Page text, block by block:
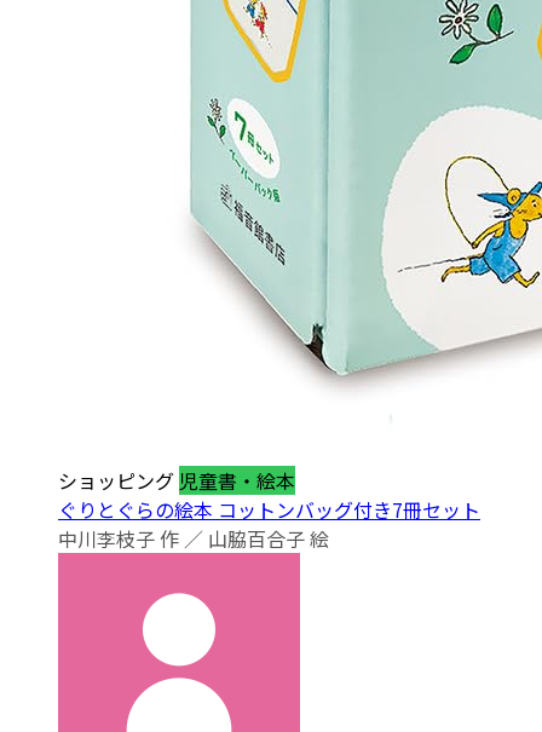
ショッピング 児童書・絵本
ぐりとぐらの絵本 コットンバッグ付き7冊セット
中川李枝子 作 ／ 山脇百合子 絵